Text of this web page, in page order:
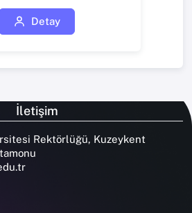
Detay
İletişim
Rektörlüğü, Kuzeykent